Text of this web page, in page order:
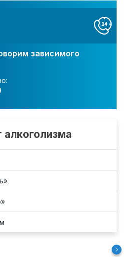
зависимого
алкоголизма